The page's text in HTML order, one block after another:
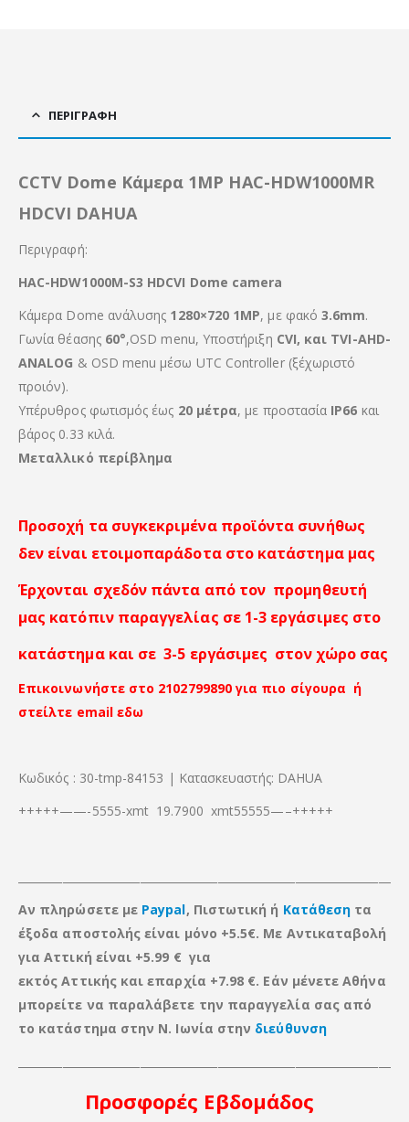
ΠΕΡΙΓΡΑΦΉ
CCTV Dome Κάμερα 1MP HAC-HDW1000MR
HDCVI DAHUA
Περιγραφή:
HAC-HDW1000M-S3 HDCVI Dome camera
Κάμερα Dome ανάλυσης 1280×720 1MP, με φακό3.6mm.
Γωνία θέασης 60°,OSD menu, Υποστήριξη CVI, και TVI-AHD-
ANALOG & OSD menu μέσω UTC Controller (ξέχωριστό
προιόν).
Υπέρυθρος φωτισμός έως 20 μέτρα, με προστασία IP66 και
βάρος 0.33 κιλά.
Μεταλλικό περίβλημα
Προσοχή τα συγκεκριμένα προϊόντα συνήθως
δεν είναι ετοιμοπαράδοτα στο κατάστημα μας
Έρχονται σχεδόν πάντα από τον προμηθευτή
μας κατόπιν παραγγελίας σε 1-3 εργάσιμες στο
κατάστημα και σε 3-5 εργάσιμες στον χώρο σας
Επικοινωνήστε στο 2102799890 για πιο σίγουρα ή
στείλτε email εδω
Κωδικός : 30-tmp-84153 | Κατασκευαστής: DAHUA
+++++——-5555-xmt 19.7900 xmt55555—–+++++
Αν πληρώσετε με Paypal, Πιστωτική ή Κατάθεση τα
έξοδα αποστολής είναι μόνο +5.5€. Με Αντικαταβολή
για Αττική είναι +5.99 € για
εκτός Αττικής καιεπαρχία +7.98 €. Εάν μένετε Αθήνα
μπορείτε να παραλάβετε την παραγγελία σας από
το κατάστημα στην Ν. Ιωνία στην διεύθυνση
Προσφορές Εβδομάδος